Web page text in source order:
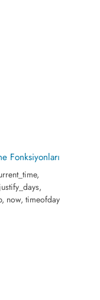
Fonksiyonları
now, timeofday